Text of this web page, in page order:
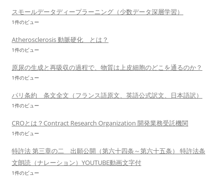
スモールデータディープラーニング（少数データ深層学習）
1件のビュー
Atherosclerosis 動脈硬化 とは？
1件のビュー
原尿の生成と再吸収の過程で、物質は上皮細胞のどこを通るのか？
1件のビュー
パリ条約 条文全文（フランス語原文、英語公式訳文、日本語訳）
1件のビュー
CROとは？Contract Research Organization 開発業務受託機関
1件のビュー
特許法 第三章の二 出願公開（第六十四条～第六十五条） 特許法条
文朗読（ナレーション）YOUTUBE動画文字付
1件のビュー